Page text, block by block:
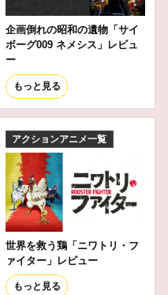
企画倒れの昭和の遺物「サイ
ボーグ009 ネメシス」レビュ
ー
もっと見る
アクションアニメ一覧
世界を救う鶏「ニワトリ・フ
ァイター」レビュー
もっと見る